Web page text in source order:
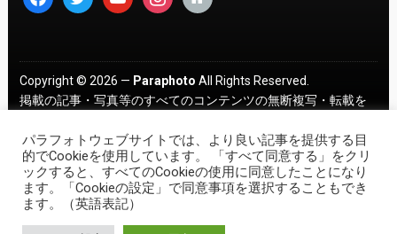
Copyright © 2026 — Paraphoto All Rights Reserved.
掲載の記事・写真等のすべてのコンテンツの無断複写・転載を
パラフォトウェブサイトでは、より良い記事を提供する目
的でCookieを使用しています。 「すべて同意する」をクリ
ックすると、すべてのCookieの使用に同意したことになり
ます。「Cookieの設定」で同意事項を選択することもでき
ます。（英語表記）